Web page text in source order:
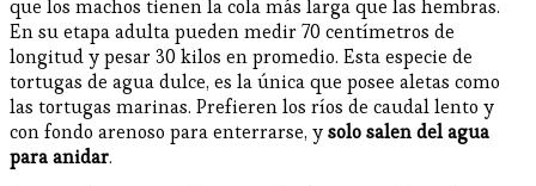
que los machos tienen la cola más larga que las hembras.
En su etapa adulta pueden medir 70 centímetros de
longitud y pesar 30 kilos en promedio. Esta especie de
tortugas de agua dulce, es la única que posee aletas como
las tortugas marinas. Prefieren los ríos de caudal lento y
con fondo arenoso para enterrarse, ysolo salen del agua
para anidar.